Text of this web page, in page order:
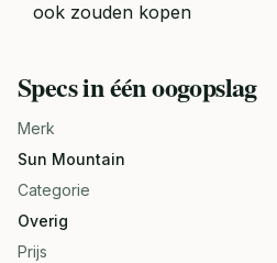
ook zouden kopen
Specs in één oogopslag
Merk
Sun Mountain
Categorie
Overig
Prijs